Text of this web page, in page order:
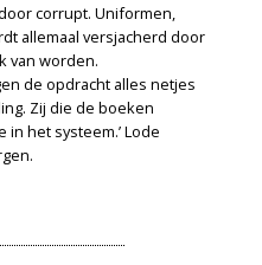
corrupt. Uniformen,
allemaal versjacherd door
van worden.
de opdracht alles netjes
Zij die de boeken
het systeem.’ Lode